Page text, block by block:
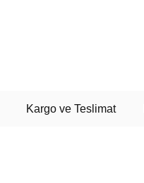
Kargo ve Teslimat